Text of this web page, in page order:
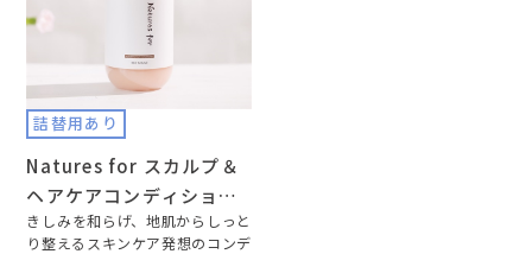
詰替用あり
Natures for スカルプ＆
ヘアケアコンディショナ
ー
きしみを和らげ、地肌からしっと
り整えるスキンケア発想のコンデ